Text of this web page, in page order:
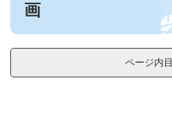
画
ページ内